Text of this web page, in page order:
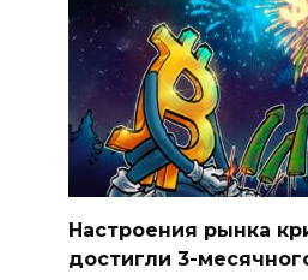
Настроения рынка
достигли 3-